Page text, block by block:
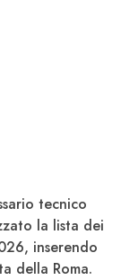
tecnico
la lista dei
inserendo
della Roma.